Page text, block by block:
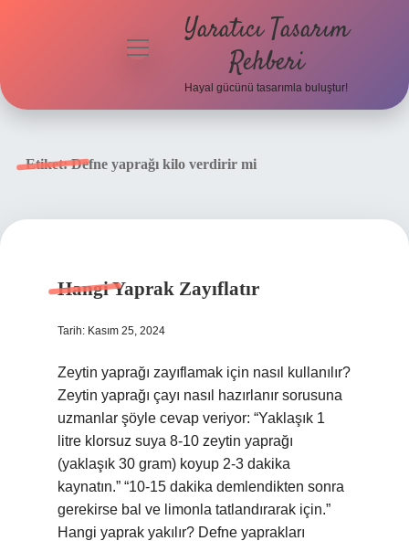
Politikası
menüyü
Yaratıcı Tasarım
Rehberi
Hayal gücünü tasarımla buluştur!
Etiket:Defne yaprağı kilo verdirir mi
Hangi Yaprak Zayıflatır
Tarih: Kasım 25, 2024
Zeytin yaprağı zayıflamak için nasıl kullanılır?
Zeytin yaprağı çayı nasıl hazırlanır sorusuna
uzmanlar şöyle cevap veriyor: “Yaklaşık 1
litre klorsuz suya 8-10 zeytin yaprağı
(yaklaşık 30 gram) koyup 2-3 dakika
kaynatın.” “10-15 dakika demlendikten sonra
gerekirse bal ve limonla tatlandırarak için.”
Hangi yaprak yakılır? Defne yaprakları